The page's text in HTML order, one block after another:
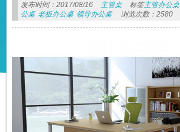
发布时间：2017/08/16 主管桌 标签主管办公桌
公桌 老板办公桌 领导办公桌 浏览次数：2580